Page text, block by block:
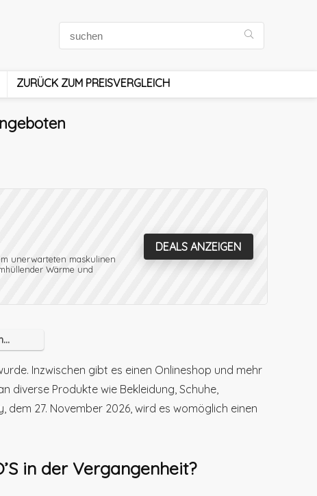
ZURÜCK ZUM PREISVERGLEICH
unerwarteten maskulinen
Wärme und
DEALS ANZEIGEN
Inzwischen gibt es einen Onlineshop und mehr
diverse Produkte wie Bekleidung, Schuhe,
27. November 2026, wird es womöglich einen
in der Vergangenheit?